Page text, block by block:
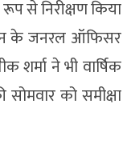
से निरीक्षण किया
के जनरल ऑफिसर
शर्मा ने भी वार्षिक
सोमवार को समीक्षा